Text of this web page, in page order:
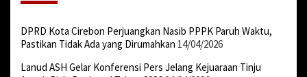
DPRD Kota Cirebon Perjuangkan Nasib PPPK Paruh Waktu,
Pastikan Tidak Ada yang Dirumahkan 14/04/2026
Lanud ASH Gelar Konferensi Pers Jelang Kejuaraan Tinju